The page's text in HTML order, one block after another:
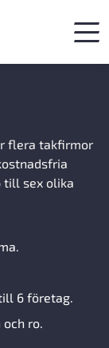
flera takfirmor
sex olika
6 företag.
ro.